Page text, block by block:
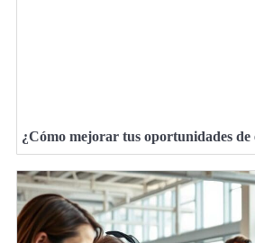
¿Cómo mejorar tus oportunidades de